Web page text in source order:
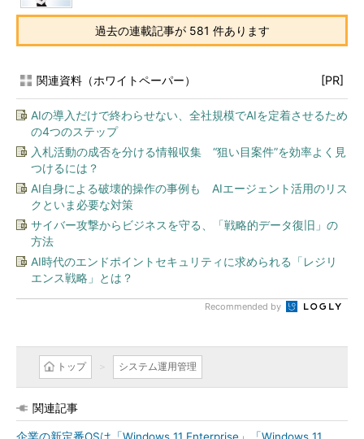
過去の連載記事が 581 件あります
関連資料（ホワイトペーパー） [PR]
AIの導入だけで終わらせない、全社規模でAIを定着させるため
の4つのステップ
入札活動の成否を分ける情報収集 “狙い目案件”を効率よく見
つけるには？
AI自身による破壊的操作の事例も AIエージェント活用のリス
クといま必要な対策
サイバー攻撃からビジネスを守る、「戦略的データ復旧」の
方法
AI時代のエンドポイントセキュリティに求められる「レジリ
エンス戦略」とは？
Recommended by
トップ システム運用管理
関連記事